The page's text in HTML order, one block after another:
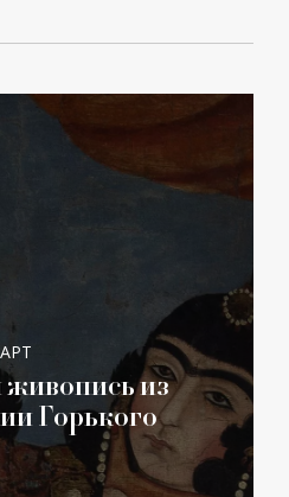
АРТ
из
Горького